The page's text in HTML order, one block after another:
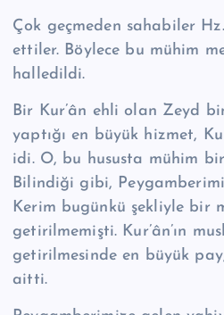
Çok geçmeden sahabiler
ettiler. Böylece bu mühim
halledildi.
Bir Kur’ân ehli olan Zeyd
yaptığı en büyük hizmet,
idi. O, bu hususta mühim
Bilindiği gibi,
Kerim bugünkü şekliyle bir
getirilmemişti. Kur’ân’ın
getirilmesinde en büyük
aitti.